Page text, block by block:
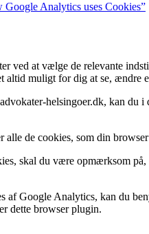
Analytics uses Cookies”
ved at vælge de relevante
altid muligt for dig at se, ændre
helsingoer.dk, kan
de cookies, som din
skal du være opmærksom
af Google Analytics, kan du
dette browser plugin.